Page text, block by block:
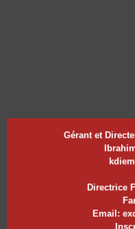
Gérant et
Directrice
Email: